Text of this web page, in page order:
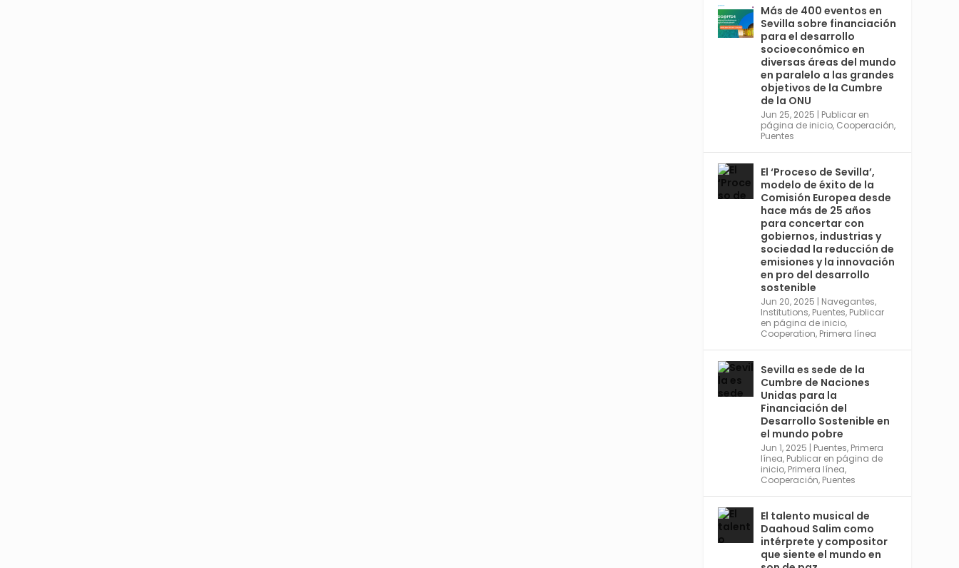
1 Twitter
Sevilla World
@worldsevilla
30 Dic 2024
👉 La cita de ámbito
mundial más relevante en
#Sevilla en 2025 es una
cumbre organizada por
@ONU_es del 30 de junio al 3
de julio, con España
@MAECgob como anfitriona.
🌍 Cuarta Conferencia
Internacional sobre la
Financiación para el
Desarrollo. Ver más:
https://financing.desa.un.or
g/ffd4
2 Twitter
Avata
r
Sevilla World
@worldsevilla · 1 Sep 2024
La temporada de congresos
científicos comienza en
Sevilla este lunes 2 con la
Conferencia Internacional
sobre Catálisis, y con el
Congreso de Parasitología.
Del día 3 al 6, Congreso de
Metodología de Ciencias
Sociales y la Salud; y los días
5 y 6 Jornadas de Economía
Industrial.
4
Más de 400 eventos en
Sevilla sobre financiación
para el desarrollo
socioeconómico en
diversas áreas del mundo
en paralelo a las grandes
objetivos de la Cumbre
de la ONU
Jun 25, 2025 | Publicar en
página de inicio, Cooperación,
Puentes
El ‘Proceso de Sevilla’,
modelo de éxito de la
Comisión Europea desde
hace más de 25 años
para concertar con
gobiernos, industrias y
sociedad la reducción de
emisiones y la innovación
en pro del desarrollo
sostenible
Jun 20, 2025 | Navegantes,
Institutions, Puentes, Publicar
en página de inicio,
Cooperation, Primera línea
Sevilla es sede de la
Cumbre de Naciones
Unidas para la
Financiación del
Desarrollo Sostenible en
el mundo pobre
Jun 1, 2025 | Puentes, Primera
línea, Publicar en página de
inicio, Primera línea,
Cooperación, Puentes
El talento musical de
Daahoud Salim como
intérprete y compositor
que siente el mundo en